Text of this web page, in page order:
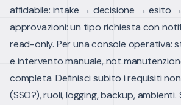
affidabile: intake → decisione → esito
approvazioni: un tipo richiesta con
read-only. Per una console operativa:
e intervento manuale, not
completa. Definisci subito i requisiti
(SSO?), ruoli, logging, backup,